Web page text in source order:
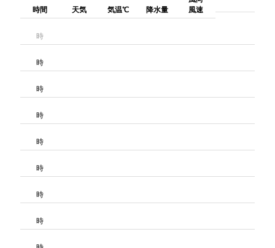
時間 天気 気温℃ 降水量
風速
時
時
時
時
時
時
時
時